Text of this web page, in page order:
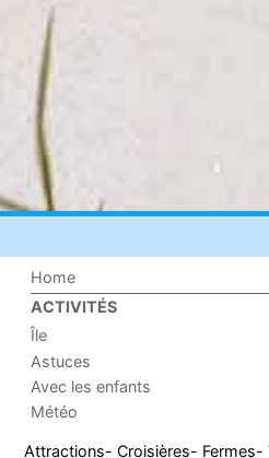
Home
ACTIVITÉS
Île
Astuces
Avec les enfants
Météo
Attractions- Croisières- Fermes-